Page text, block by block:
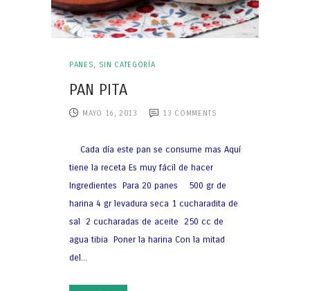
PANES, SIN CATEGORÍA
PAN PITA
MAYO 16, 2013 13 COMMENTS
Cada día este pan se consume mas Aquí
tiene la receta Es muy fácil de hacer
Ingredientes Para 20 panes 500 gr de
harina 4 gr levadura seca 1 cucharadita de
sal 2 cucharadas de aceite 250 cc de
agua tibia Poner la harina Con la mitad
del...